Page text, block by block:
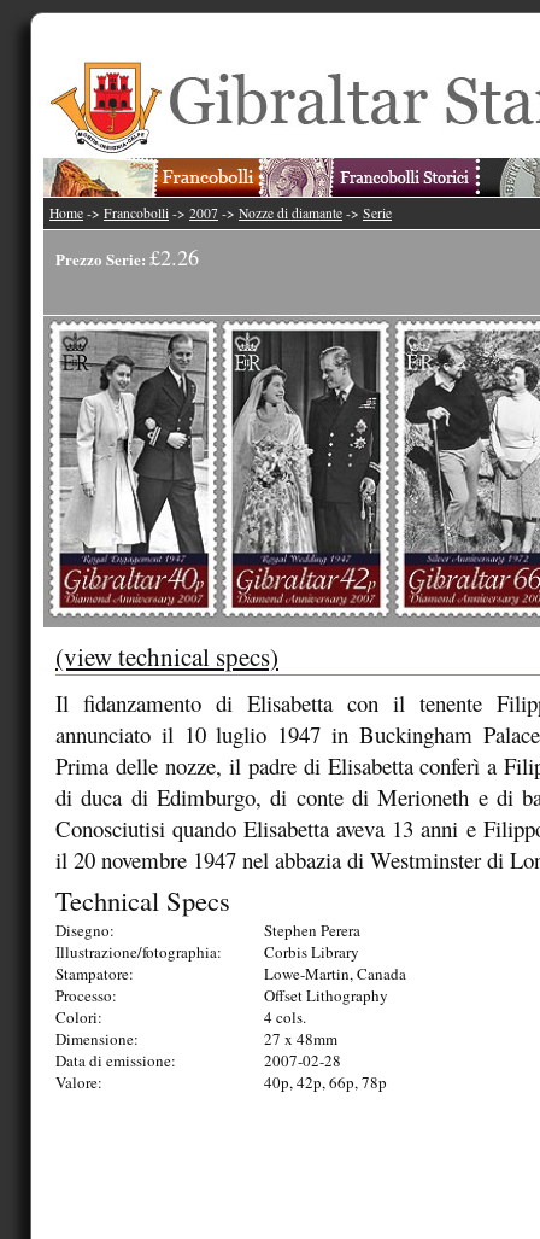
Home -> Francobolli -> 2007 -> Nozze di diamante -> Serie
Prezzo Serie: £2.26
(view technical specs)
Il fidanzamento di Elisabetta con il tenente
annunciato il 10 luglio 1947 in Buckingham
Prima delle nozze, il padre di Elisabetta conferì a
di duca di Edimburgo, di conte di Merioneth e di
Conosciutisi quando Elisabetta aveva 13 anni e
il 20 novembre 1947 nel abbazia di Westminster di
Technical Specs
Disegno:
Stephen Perera
Illustrazione/fotographia:
Corbis Library
Stampatore:
Lowe-Martin, Canada
Processo:
Offset Lithography
Colori:
4 cols.
Dimensione:
27 x 48mm
Data di emissione:
2007-02-28
Valore:
40p, 42p, 66p, 78p